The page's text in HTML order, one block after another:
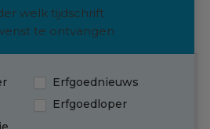
welk tijdschrift
te ontvangen
Erfgoednieuws
Erfgoedloper